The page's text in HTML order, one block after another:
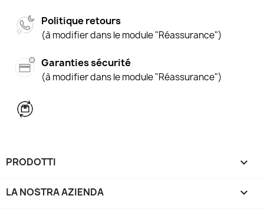
Politique retours
(à modifier dans le module "Réassurance")
Garanties sécurité
(à modifier dans le module "Réassurance")
PRODOTTI 
LA NOSTRA AZIENDA 